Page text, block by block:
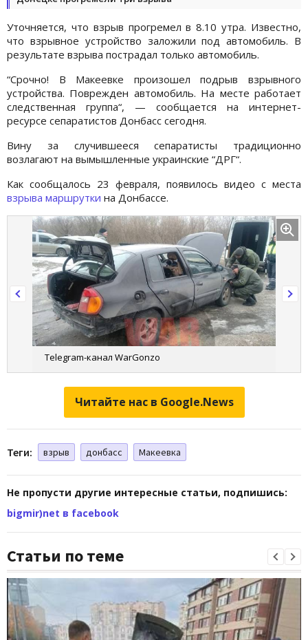
Уточняется, что взрыв прогремел в 8.10 утра. Известно,
что взрывное устройство заложили под автомобиль. В
результате взрыва пострадал только автомобиль.
“Срочно! В Макеевке произошел подрыв взрывного
устройства. Поврежден автомобиль. На месте работает
следственная группа“, — сообщается на интернет-
ресурсе сепаратистов Донбасс сегодня.
Вину за случившееся сепаратисты традиционно
возлагают на вымышленные украинские “ДРГ“.
Как сообщалось 23 февраля, появилось видео с места
взрыва маршрутки на Донбассе.
Telegram-канал WarGonzo
Читайте нас в Google.News
Теги: взрыв донбасс Макеевка
Не пропусти другие интересные статьи, подпишись:
bigmir)net в facebook
Статьи по теме